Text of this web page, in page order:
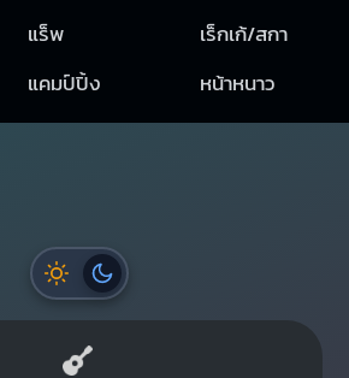
แร็พ
เร็กเก้/สกา
แคมป์ปิ้ง หน้าหนาว